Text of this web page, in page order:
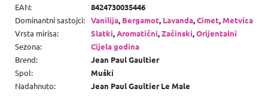
EAN:
8424730035446
Dominantni sastojci: Vanilija, Bergamot, Lavanda,Cimet,Metvica
Vrsta mirisa: Slatki,Aromatični,Začinski,Orijentalni
Sezona:
Cijela godina
Brend:
Jean Paul Gaultier
Spol:
Muški
Nadahnuto: Jean Paul Gaultier Le Male